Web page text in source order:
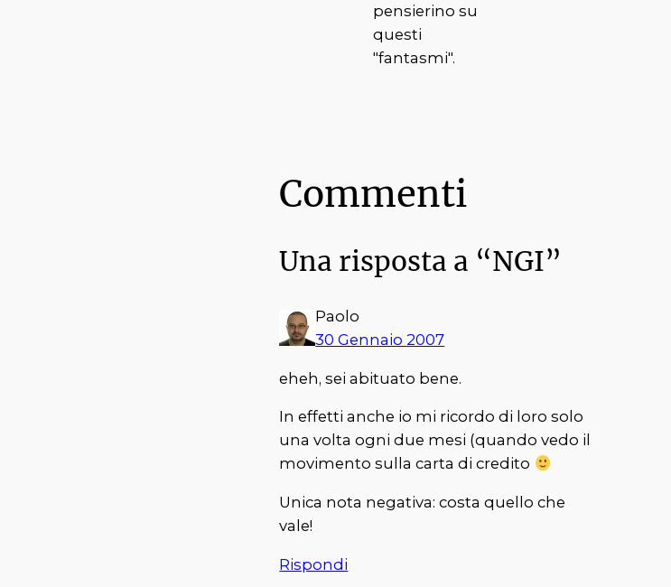
pensierino su
questi
"fantasmi".
Commenti
Una risposta a “NGI”
Paolo
30 Gennaio 2007
eheh, sei abituato bene.
In effetti anche io mi ricordo di loro solo
una volta ogni due mesi (quando vedo il
movimento sulla carta di credito
Unica nota negativa: costa quello che
vale!
Rispondi